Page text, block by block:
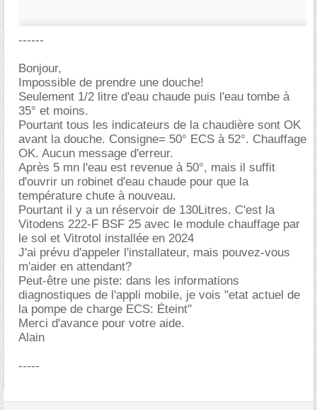
------
Bonjour,
Impossible de prendre une douche!
Seulement 1/2 litre d'eau chaude puis l'eau tombe à
35° et moins.
Pourtant tous les indicateurs de la chaudière sont OK
avant la douche. Consigne= 50° ECS à 52°. Chauffage
OK. Aucun message d'erreur.
Après 5 mn l'eau est revenue à 50°, mais il suffit
d'ouvrir un robinet d'eau chaude pour que la
température chute à nouveau.
Pourtant il y a un réservoir de 130Litres. C'est la
Vitodens 222-F BSF 25 avec le module chauffage par
le sol et Vitrotol installée en 2024
J'ai prévu d'appeler l'installateur, mais pouvez-vous
m'aider en attendant?
Peut-être une piste: dans les informations
diagnostiques de l'appli mobile, je vois "etat actuel de
la pompe de charge ECS: Éteint"
Merci d'avance pour votre aide.
Alain
-----